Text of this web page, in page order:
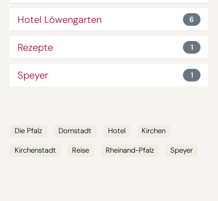
Hotel Löwengarten 6
Rezepte 1
Speyer 1
SCHLAGWÖRTER
Die Pfalz Domstadt Hotel Kirchen
Kirchenstadt Reise Rheinand-Pfalz Speyer